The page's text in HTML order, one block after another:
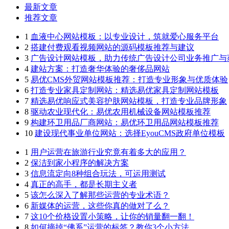
最新文章
推荐文章
1 血液中心网站模板：以专业设计，筑就爱心服务平台
2 搭建付费观看视频网站的源码模板推荐与建议
3 广告设计网站模板，助力传统广告设计公司业务推广与
4 建站方案：打造奢华体验的奢侈品网站
5 易优CMS外贸网站模板推荐：打造专业形象与优质体验
6 打造专业家具定制网站：精选易优家具定制网站模板
7 精选易优响应式美容护肤网站模板，打造专业品牌形象
8 驱动农业现代化：易优农用机械设备网站模板推荐
9 构建环卫用品厂商网站：易优环卫用品网站模板推荐
10 建设现代事业单位网站：选择EyouCMS政府单位模板
1 用户运营在旅游行业究竟有着多大的应用？
2 保洁到家小程序的解决方案
3 信息流定向8种组合玩法，可运用测试
4 真正的高手，都是长期主义者
5 该怎么深入了解那些运营的专业术语？
6 新媒体的运营，这些你真的做对了么？
7 这10个价格设置小策略，让你的销量翻一翻！